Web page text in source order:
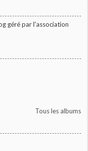
géré par l'association
Tous les albums